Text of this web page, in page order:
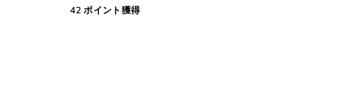
42 ポイント獲得